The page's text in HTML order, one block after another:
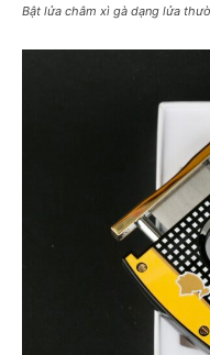
Bật lửa châm xì gà dạng lửa